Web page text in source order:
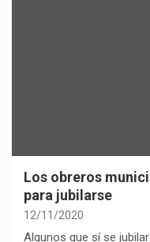
Los obreros
para jubilarse
12/11/2020
Algunos que sí se